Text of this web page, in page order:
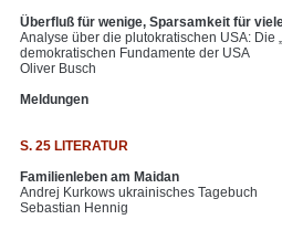
Überfluß für wenige, Sparsamkeit für
Analyse über die plutokratischen USA: Die
demokratischen Fundamente der USA
Oliver Busch
Meldungen
S. 25 LITERATUR
Familienleben am Maidan
Andrej Kurkows ukrainisches Tagebuch
Sebastian Hennig